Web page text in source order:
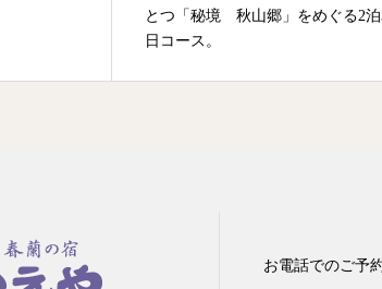
とつ「秘境 秋山郷」をめぐる2
日コース。
お電話でのご予